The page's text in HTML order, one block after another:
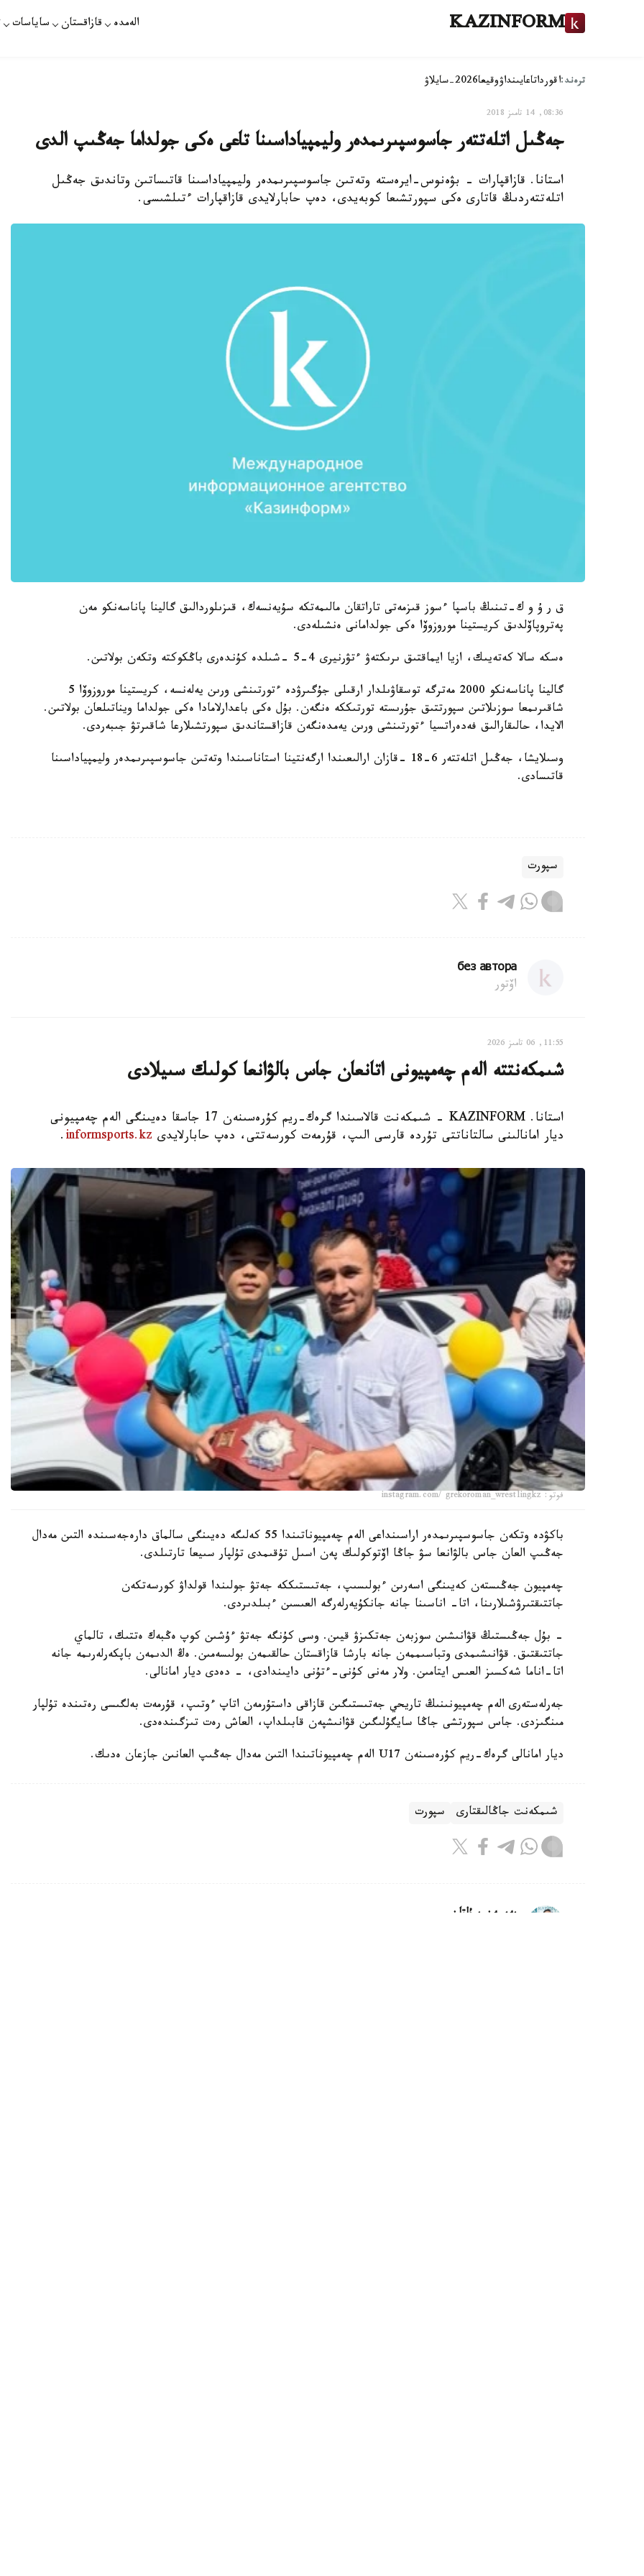
KAZINFORM الەمدە قازاقستان ساياسات
ترەند:اقورداتاعايىنداۋوقيعا2026-سايلاۋ
08:36, 14 تامىز 2018
جەڭىل اتلەتتەر جاسوسپىرىمدەر وليمپياداسىنا تاعى ەكى جولداما جەڭىپ الدى
استانا. قازاقپارات - بۋەنوس-ايرەستە وتەتىن جاسوسپىرىمدەر وليمپياداسىنا قاتىساتىن وتاندىق جەڭىل
اتلەتتەردىڭ قاتارى ەكى سپورتشىعا كوبەيدى، دەپ حابارلايدى قازاقپارات ءتىلشىسى.
ق ر ۇ و ك-تىنىڭ باسپا ءسوز قىزمەتى تاراتقان مالىمەتكە سۇيەنسەك، قىزىلوردالىق گالينا پاناسەنكو مەن
پەتروپاۆلدىق كريستينا موروزوۆا ەكى جولدامانى ەنشىلەدى.
ەسكە سالا كەتەيىك، ازيا ايماقتىق ىرىكتەۋ ءتۋرنيرى 4-5 -شىلدە كۇندەرى باڭكوكتە وتكەن بولاتىن.
گالينا پاناسەنكو 2000 مەترگە توسقاۋىلدار ارقىلى جۇگىرۋدە ءتورتىنشى ورىن يەلەنسە، كريستينا موروزوۆا 5
شاقىرىمعا سوزىلاتىن سپورتتىق جۇرىستە تورتىككە ەنگەن. بۇل ەكى باعدارلامادا ەكى جولداما ويناتىلعان بولاتىن.
الايدا، حالىقارالىق فەدەراتسيا ءتورتىنشى ورىن يەمدەنگەن قازاقستاندىق سپورتشىلارعا شاقىرتۋ جىبەردى.
وسىلايشا، جەڭىل اتلەتتەر 6-18 -قازان ارالىعىندا ارگەنتينا استاناسىندا وتەتىن جاسوسپىرىمدەر وليمپياداسىنا
قاتىسادى.
سپورت
без автора
اۆتور
11:55, 06 تامىز 2026
شىمكەنتتە الەم چەمپيونى اتانعان جاس بالۋانعا كولىك سىيلادى
استانا. KAZINFORM - شىمكەنت قالاسىندا گرەك-ريم كۇرەسىنەن 17 جاسقا دەيىنگى الەم چەمپيونى
ديار امانالىنى سالتاناتتى تۇردە قارسى الىپ، قۇرمەت كورسەتتى، دەپ حابارلايدى informsports.kz
.
فوتو: instagram.com/ grekoroman_wrestlingkz
باكۋدە وتكەن جاسوسپىرىمدەر اراسىنداعى الەم چەمپيوناتىندا 55 كەلىگە دەيىنگى سالماق دارەجەسىندە التىن مەدال
جەڭىپ العان جاس بالۋانعا سۋ جاڭا اۆتوكولىك پەن اسىل تۇقىمدى تۇلپار سىيعا تارتىلدى.
چەمپيون جەڭىستەن كەيىنگى اسەرىن ءبولىسىپ، جەتىستىككە جەتۋ جولىندا قولداۋ كورسەتكەن
جاتتىقتىرۋشىلارىنا، اتا- اناسىنا جانە جانكۇيەرلەرگە العىسىن ءبىلدىردى.
- بۇل جەڭىستىڭ قۋانىشىن سوزبەن جەتكىزۋ قيىن. وسى كۇنگە جەتۋ ءۇشىن كوپ ەڭبەك ەتتىك، تالماي
جاتتىقتىق. قۋانىشىمدى وتباسىممەن جانە بارشا قازاقستان حالقىمەن بولىسەمىن. ەڭ الدىمەن باپكەرلەرىمە جانە
اتا-اناما شەكسىز العىس ايتامىن. ولار مەنى كۇنى-ءتۇنى دايىندادى، - دەدى ديار امانالى.
جەرلەستەرى الەم چەمپيونىنىڭ تاريحي جەتىستىگىن قازاقى داستۇرمەن اتاپ ءوتىپ، قۇرمەت بەلگىسى رەتىندە تۇلپار
مىنگىزدى. جاس سپورتشى جاڭا سايگۇلىگىن قۋانىشپەن قابىلداپ، العاش رەت تىزگىندەدى.
ديار امانالى گرەك-ريم كۇرەسىنەن U17 الەم چەمپيوناتىندا التىن مەدال جەڭىپ العانىن جازعان ەدىك.
شىمكەنت جاڭالىقتارى سپورت
بەيسەن سۇلتان